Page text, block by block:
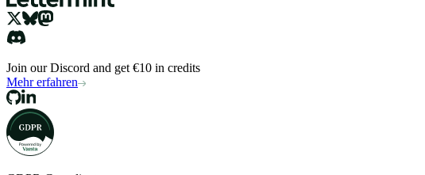
Join our Discord and get €10 in credits
Mehr erfahren